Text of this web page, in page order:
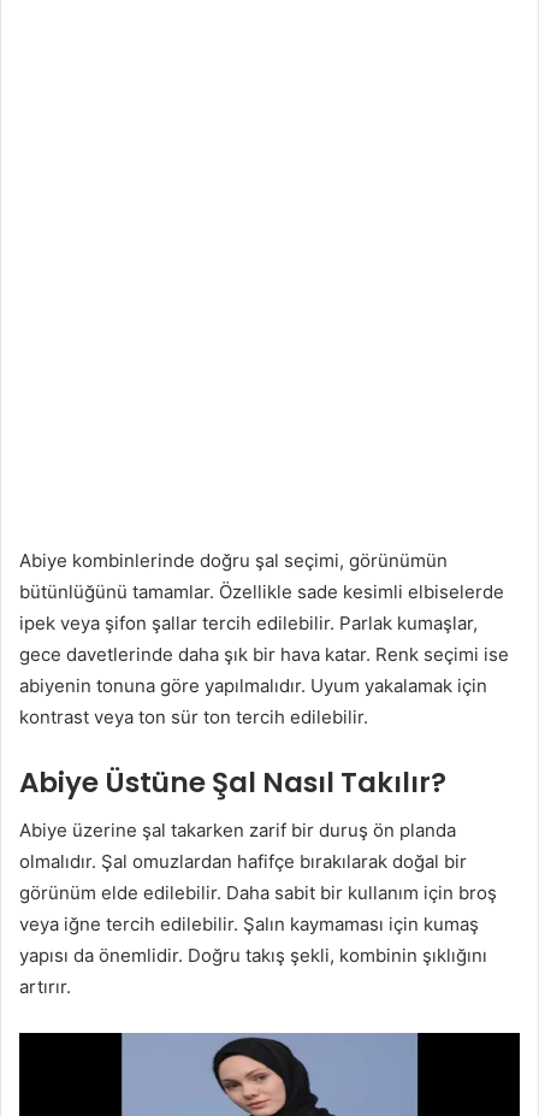
Abiye kombinlerinde doğru şal seçimi, görünümün
bütünlüğünü tamamlar. Özellikle sade kesimli elbiselerde
ipek veya şifon şallar tercih edilebilir. Parlak kumaşlar,
gece davetlerinde daha şık bir hava katar. Renk seçimi ise
abiyenin tonuna göre yapılmalıdır. Uyum yakalamak için
kontrast veya ton sür ton tercih edilebilir.
Abiye Üstüne Şal Nasıl Takılır?
Abiye üzerine şal takarken zarif bir duruş ön planda
olmalıdır. Şal omuzlardan hafifçe bırakılarak doğal bir
görünüm elde edilebilir. Daha sabit bir kullanım için broş
veya iğne tercih edilebilir. Şalın kaymaması için kumaş
yapısı da önemlidir. Doğru takış şekli, kombinin şıklığını
artırır.